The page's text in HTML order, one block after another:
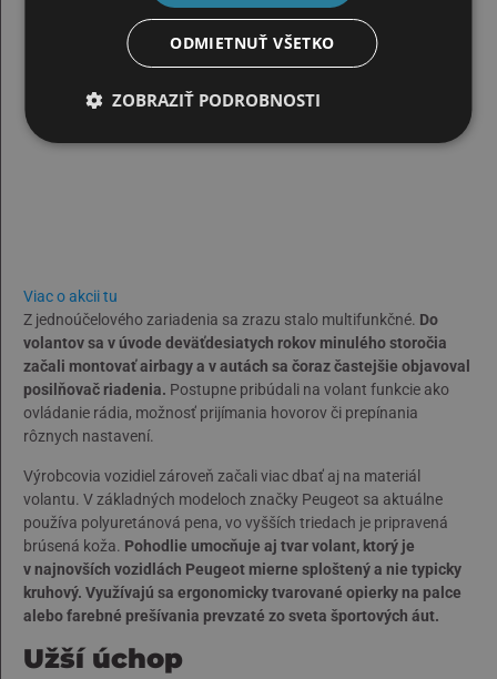
Viac o akcii tu
Z jednoúčelového zariadenia sa zrazu stalo multifunkčné. Do
volantov sa v úvode deväťdesiatych rokov minulého storočia
začali montovať airbagy a v autách sa čoraz častejšie objavoval
posilňovač riadenia. Postupne pribúdali na volant funkcie ako
ovládanie rádia, možnosť prijímania hovorov či prepínania
rôznych nastavení.
Výrobcovia vozidiel zároveň začali viac dbať aj na materiál
volantu. V základných modeloch značky Peugeot sa aktuálne
používa polyuretánová pena, vo vyšších triedach je pripravená
brúsená koža. Pohodlie umocňuje aj tvar volant, ktorý je
v najnovších vozidlách Peugeot mierne sploštený a nie typicky
kruhový. Využívajú sa ergonomicky tvarované opierky na palce
alebo farebné prešívania prevzaté zo sveta športových áut.
Užší úchop
ODMIETNUŤ VŠETKO
ZOBRAZIŤ PODROBNOSTI